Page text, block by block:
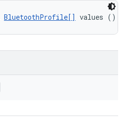
BluetoothProfile[] values ()